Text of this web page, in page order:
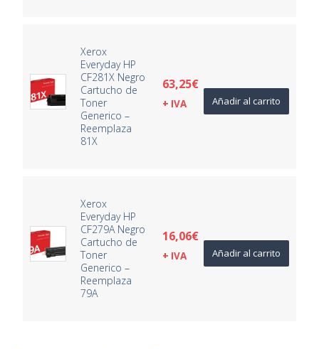
Xerox
Everyday HP
CF281X Negro
Cartucho de
Toner
Generico –
Reemplaza
81X
63,25€
+ IVA Añadir al carrito
Xerox
Everyday HP
CF279A Negro
Cartucho de
Toner
Generico –
Reemplaza
79A
16,06€
+ IVA Añadir al carrito